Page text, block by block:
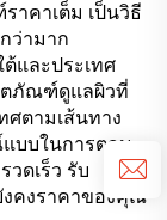
าคาเต็ม เป็นวิธี
ว่ามาก
และประเทศ
ตภัณฑ์ดูแลผิวที่
ศตามเส้นทาง
บบในการตอบ
ดเร็ว รับ
งคงราคาของคุณ